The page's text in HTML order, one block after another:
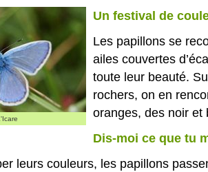
Un festival de
Les papillons se
ailes couvertes
toute leur beauté.
rochers, on en
oranges, des noir
Dis-moi ce que tu
leurs couleurs, les papillons